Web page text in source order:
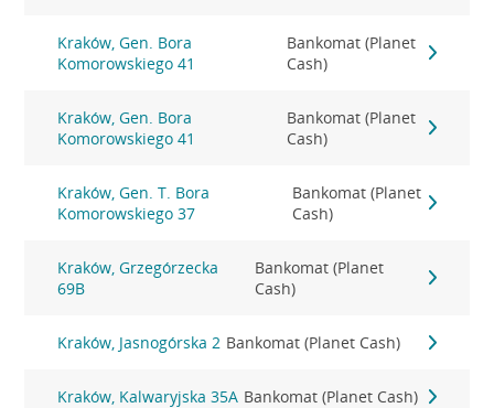
Kraków, Gen. Bora
Komorowskiego 41
Bankomat (Planet
Cash)
Kraków, Gen. Bora
Komorowskiego 41
Bankomat (Planet
Cash)
Kraków, Gen. T. Bora
Komorowskiego 37
Bankomat (Planet
Cash)
Kraków, Grzegórzecka
69B
Bankomat (Planet
Cash)
Kraków, Jasnogórska 2 Bankomat (Planet Cash)
Kraków, Kalwaryjska 35A Bankomat (Planet Cash)